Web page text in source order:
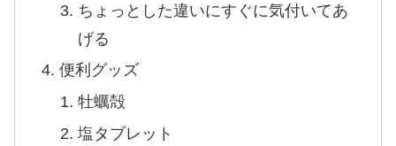
ちょっとした違いにすぐに気付いてあ
げる
便利グッズ
牡蠣殻
塩タブレット